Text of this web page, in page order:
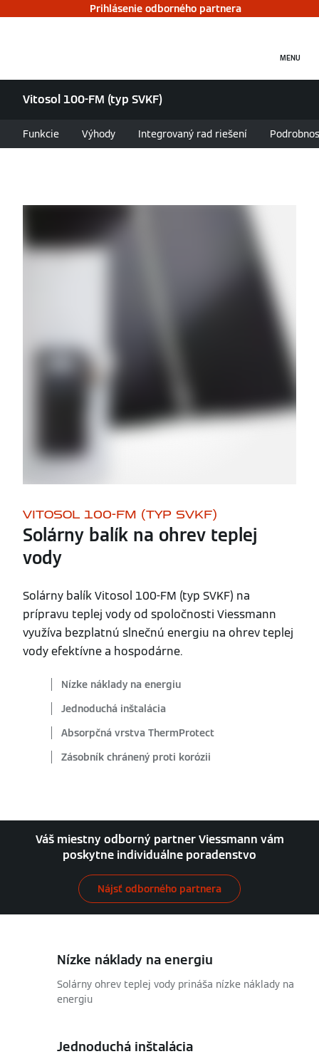
Prihlásenie odborného partnera
MENU
Vitosol 100-FM (typ SVKF)
Funkcie Výhody Integrovaný rad riešení
VITOSOL 100-FM (TYP SVKF)
Solárny balík na ohrev teplej
vody
Solárny balík Vitosol 100-FM (typ SVKF) na
prípravu teplej vody od spoločnosti Viessmann
využíva bezplatnú slnečnú energiu na ohrev teplej
vody efektívne a hospodárne.
Nízke náklady na energiu
Jednoduchá inštalácia
Absorpčná vrstva ThermProtect
Zásobník chránený proti korózii
Váš miestny odborný partner Viessmann vám
poskytne individuálne poradenstvo
Nájsť odborného partnera
Nízke náklady na energiu
Solárny ohrev teplej vody prináša nízke náklady na
energiu
Jednoduchá inštalácia